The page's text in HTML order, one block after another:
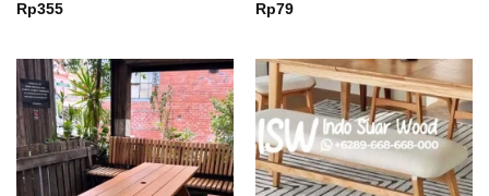
Rp355
Rp79